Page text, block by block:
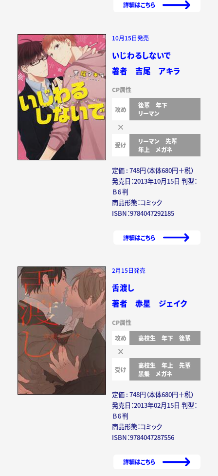
詳細はこちら
10月15日発売
いじわるしないで
著者 吉尾 アキラ
CP属性
攻め 後輩
年下
リーマン
受け リーマン
先輩
年上
メガネ
定価 : 748円（本体680円＋税）
発売日：2013年10月15日 判型：
Ｂ６判
商品形態：コミック
ISBN：9784047292185
詳細はこちら
2月15日発売
舌渡し
著者 赤星 ジェイク
CP属性
攻め
高校生 年下 後輩
受け 高校生 年上
先輩
黒髪
メガネ
定価 : 748円（本体680円＋税）
発売日：2013年02月15日 判型：
Ｂ６判
商品形態：コミック
ISBN：9784047287556
詳細はこちら